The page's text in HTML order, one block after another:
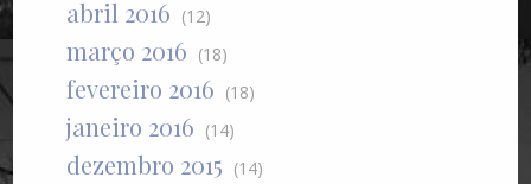
abril 2016 (12)
março 2016 (18)
fevereiro 2016 (18)
janeiro 2016 (14)
dezembro 2015 (14)